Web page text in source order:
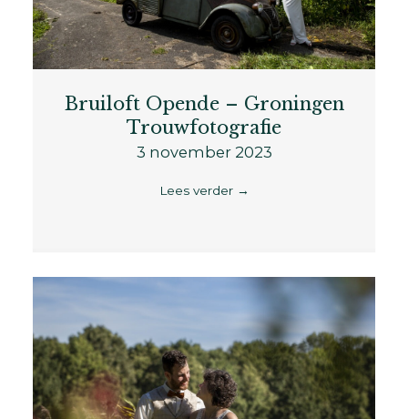
Bruiloft Opende – Groningen
Trouwfotografie
3 november 2023
Lees verder →